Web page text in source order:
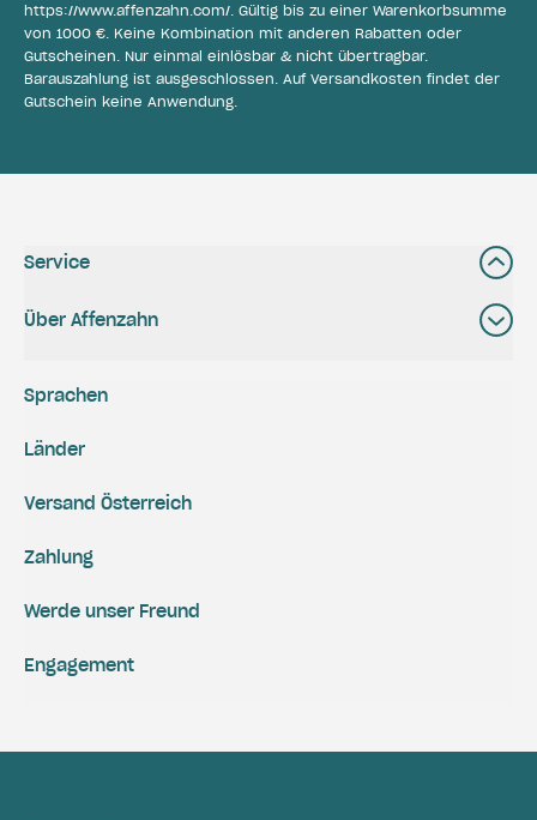
https://www.affenzahn.com/ . Gültig bis zu einer Warenkorbsumme
von 1000 €. Keine Kombination mit anderen Rabatten oder
Gutscheinen. Nur einmal einlösbar & nicht übertragbar.
Barauszahlung ist ausgeschlossen. Auf Versandkosten findet der
Gutschein keine Anwendung.
Service
Über Affenzahn
Versand Österreich
Zahlung
Engagement
Werde unser Freund
Sprachen
Länder